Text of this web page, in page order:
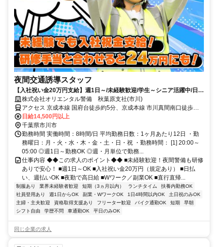
夜間交通誘導スタッフ
【入社祝い金20万円支給】週1日～/未経験歓迎/学生～シニア活躍中/日払
い・週払いOK/履歴書不要！
株式会社オリエンタル警備 秋葉原支社(市川)
アクセス 京成本線 国府台徒歩約5分、京成本線 市川真間南口徒歩約
14分、ＪＲ総武本線 市川北口徒歩約16分 (面接地/秋葉原支社)東京都
千代田区神田須田町２丁目9-10 宮川ビル2Ｆ
日給14,500円以上
千葉県市川市
勤務時間 実働時間：8時間/日 平均勤務日数：1ヶ月あたり12日 ・勤
務曜日：月・火・水・木・金・土・日・祝 ・勤務時間： [1] 20:00～
05:00 ◎週1日～勤務OK ◎週・月単位で勤務...
仕事内容 ◆◆この求人のポイント◆◆ ■未経験歓迎！夜間警備も研修
ありで安心！ ■週1日～OK ■入社祝い金20万円（規定あり） ■日払
い、週払いOK ■夜勤で高日給 ■Wワーク／副業OK ■直行直帰...
制服あり 業界未経験者歓迎 短期（3ヵ月以内） ランチタイム
扶養内勤務OK
社員登用あり
週1日からOK 副業・WワークOK 1日4時間以内OK
土日祝のみOK
主婦・主夫歓迎
資格取得支援あり フリーター歓迎 バイク通勤OK 短期
早朝
シフト自由
学歴不問 車通勤OK 平日のみOK
同じ企業の求人